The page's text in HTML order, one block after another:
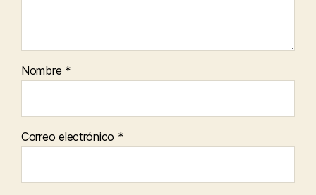
Nombre *
Correo electrónico *